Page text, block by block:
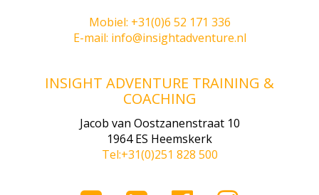
Mobiel: +31(0)6 52 171 336
E-mail: info@insightadventure.nl
INSIGHT ADVENTURE TRAINING &
COACHING
Jacob van Oostzanenstraat 10
1964 ES Heemskerk
Tel:+31(0)251 828 500